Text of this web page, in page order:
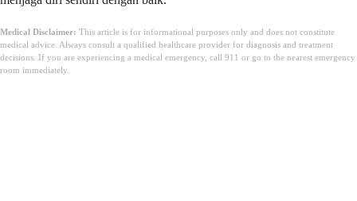
Medical Disclaimer: This article is for informational purposes only and does not constitute
medical advice. Always consult a qualified healthcare provider for diagnosis and treatment
decisions. If you are experiencing a medical emergency, call 911 or go to the nearest emergency
room immediately.